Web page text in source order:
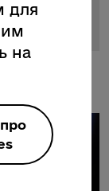
на
ОВА.
для
на